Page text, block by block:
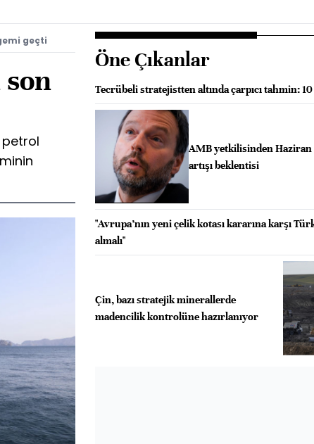
geçti
petrol
Öne Çıkanlar
Tecrübeli stratejistten altında çarpıcı tahmin:
AMB yetkilisinden Haziran
artışı beklentisi
"Avrupa’nın yeni çelik kotası kararına karşı
almalı"
Çin, bazı stratejik minerallerde
madencilik kontrolüne hazırlanıyor